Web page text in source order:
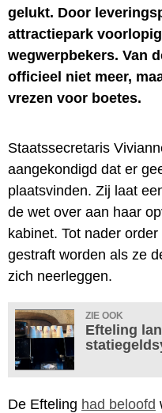
gelukt. Door
attractiepark
wegwerpbekers. Van
officieel niet meer,
vrezen voor boetes.
Staatssecretaris
aangekondigd dat er
plaatsvinden. Zij laat
de wet over aan haar
kabinet. Tot nader
gestraft worden als ze
zich neerleggen.
ZIE OOK
Efteling
De Efteling had beloofd